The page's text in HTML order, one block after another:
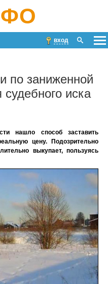
вход
по заниженной
иска
нашло способ заставить
цену. Подозрительно
выкупает, пользуясь